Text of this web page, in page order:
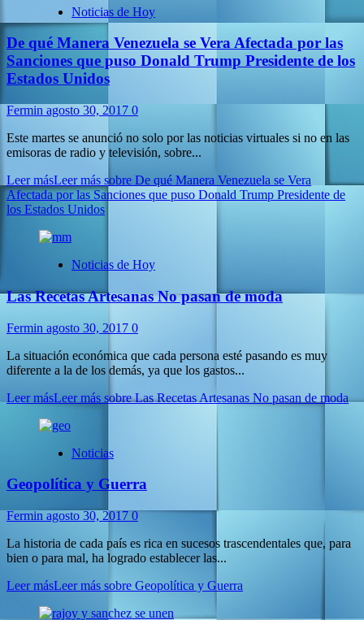
Noticias de Hoy
De qué Manera Venezuela se Vera Afectada por las
Sanciones que puso Donald Trump Presidente de los
Estados Unidos
Fermin agosto 30, 2017 0
Este martes se anunció no solo por las noticias virtuales si no en las
emisoras de radio y televisión, sobre...
Leer másLeer más sobre De qué Manera Venezuela se Vera
Afectada por las Sanciones que puso Donald Trump Presidente de
los Estados Unidos
Noticias de Hoy
Las Recetas Artesanas No pasan de moda
Fermin agosto 30, 2017 0
La situación económica que cada persona esté pasando es muy
diferente a la de los demás, ya que los gastos...
Leer másLeer más sobre Las Recetas Artesanas No pasan de moda
Noticias
Geopolítica y Guerra
Fermin agosto 30, 20170
La historia de cada país es rica en sucesos trascendentales que, para
bien o para mal, ha logrado establecer las...
Leer másLeer más sobre Geopolítica y Guerra